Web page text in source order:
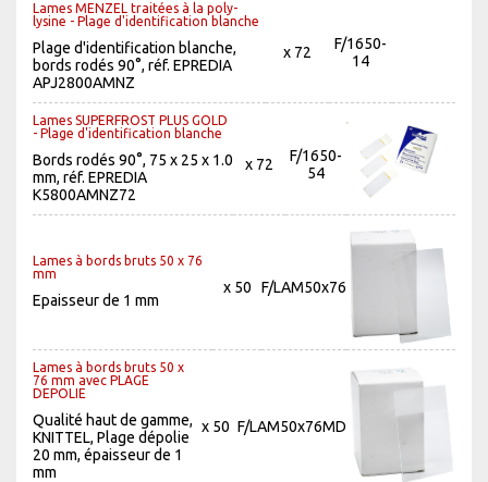
Lames MENZEL traitées à la poly-
lysine - Plage d'identification blanche
Plage d'identification blanche,
bords rodés 90°, réf. EPREDIA
APJ2800AMNZ
x 72
F/1650-
14
Lames SUPERFROST PLUS GOLD
- Plage d'identification blanche
Bords rodés 90°, 75 x 25 x 1.0
mm, réf. EPREDIA
K5800AMNZ72
x 72
F/1650-
54
Lames à bords bruts 50 x 76
mm
Epaisseur de 1 mm
x 50 F/LAM50x76
Lames à bords bruts 50 x
76 mm avec PLAGE
DEPOLIE
Qualité haut de gamme,
KNITTEL, Plage dépolie
20 mm, épaisseur de 1
mm
x 50 F/LAM50x76MD